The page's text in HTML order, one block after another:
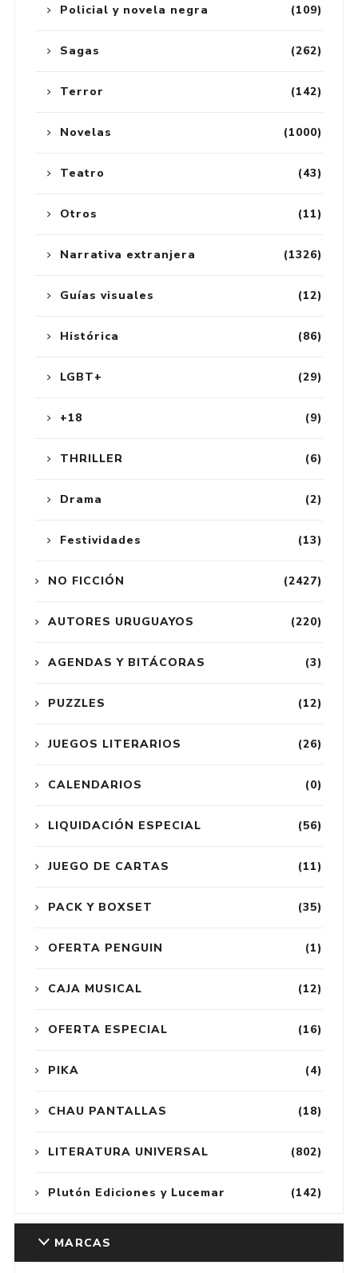
(109)
Policial y novela negra
(262)
Sagas
(142)
Terror
(1000)
Novelas
(43)
Teatro
(11)
Otros
(1326)
Narrativa extranjera
(12)
Guías visuales
(86)
Histórica
(29)
LGBT+
(9)
+18
(6)
THRILLER
(2)
Drama
(13)
Festividades
(2427)
NO FICCIÓN
(220)
AUTORES URUGUAYOS
(3)
AGENDAS Y BITÁCORAS
(12)
PUZZLES
(26)
JUEGOS LITERARIOS
(0)
CALENDARIOS
(56)
LIQUIDACIÓN ESPECIAL
(11)
JUEGO DE CARTAS
(35)
PACK Y BOXSET
(1)
OFERTA PENGUIN
(12)
CAJA MUSICAL
(16)
OFERTA ESPECIAL
(4)
PIKA
(18)
CHAU PANTALLAS
(802)
LITERATURA UNIVERSAL
(142)
Plutón Ediciones y Lucemar
MARCAS